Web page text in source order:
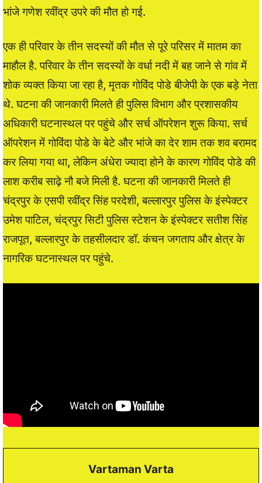
भांजे गणेश रवींद्र उपरे की मौत हो गई.
एक ही परिवार के तीन सदस्यों की मौत से पूरे परिसर में मातम का
माहौल है. परिवार के तीन सदस्यों के वर्धा नदी में बह जाने से गांव में
शोक व्यक्त किया जा रहा है, मृतक गोविंद पोडे बीजेपी के एक बड़े नेता
थे. घटना की जानकारी मिलते ही पुलिस विभाग और प्रशासकीय
अधिकारी घटनास्थल पर पहुंचे और सर्च ऑपरेशन शुरू किया. सर्च
ऑपरेशन में गोविंदा पोडे के बेटे और भांजे का देर शाम तक शव बरामद
कर लिया गया था, लेकिन अंधेरा ज्यादा होने के कारण गोविंद पोडे की
लाश करीब साढ़े नौ बजे मिली है. घटना की जानकारी मिलते ही
चंद्रपुर के एसपी रवींद्र सिंह परदेशी, बल्लारपुर पुलिस के इंस्पेक्टर
उमेश पाटिल, चंद्रपुर सिटी पुलिस स्टेशन के इंस्पेक्टर सतीश सिंह
राजपूत, बल्लारपुर के तहसीलदार डॉ. कंचन जगताप और क्षेत्र के
नागरिक घटनास्थल पर पहुंचे.
Vartaman Varta